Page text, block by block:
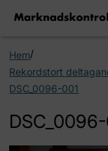
Hem/
Rekordstort
DSC_0096-001